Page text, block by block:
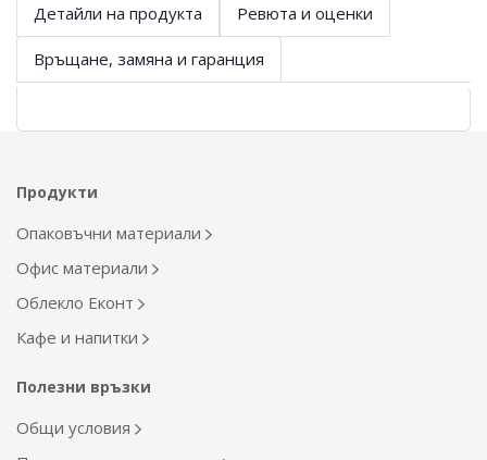
Детайли на продукта Ревюта и оценки
Връщане, замяна и гаранция
Продукти
Опаковъчни материали
Офис материали
Облекло Еконт
Кафе и напитки
Полезни връзки
Общи условия